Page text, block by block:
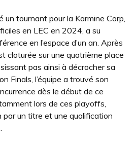
tournant pour la Karmine Corp,
en LEC en 2024, a su
en l’espace d’un an. Après
cloturée sur une quatrième place
pas ainsi à décrocher sa
Finals, l’équipe a trouvé son
dès le début de ce
lors de ces playoffs,
un titre et une qualification